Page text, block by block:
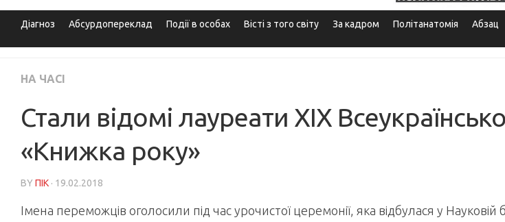
Діагноз Абсурдопереклад Події в особах Вісті з того світу За кадром Політанатомія Абзац
НА ЧАСІ
Стали відомі лауреати ХІХ
«Книжка року»
BY ПІК · 19.02.2018
Імена переможців оголосили під час урочистої церемонії, яка відбулася у Науковій